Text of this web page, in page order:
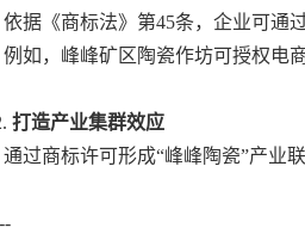
依据《商标法》第45条，企业可通
例如，峰峰矿区陶瓷作坊可授权电
打造产业集群效应
通过商标许可形成“峰峰陶瓷”产业